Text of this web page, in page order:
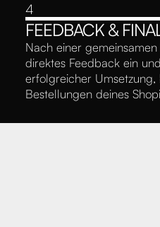
4
FEEDBACK &
Nach einer
direktes Feedback ein
erfolgreicher Umsetzung,
Bestellungen deines